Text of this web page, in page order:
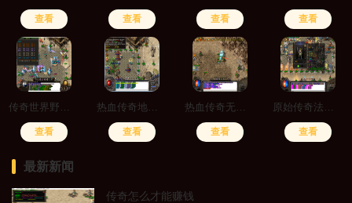
查看 查看 查看 查看
查看 查看 查看 查看
最新新闻
传奇怎么才能赚钱